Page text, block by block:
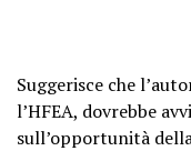
Suggerisce che
l’HFEA, dovrebbe
sull’opportunità